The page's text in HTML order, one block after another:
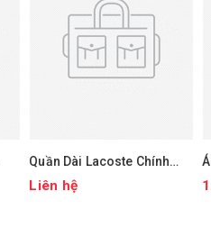
Quần Dài Lacoste Chính
hãng - Tapered Leg
Sweatpants - Màu Xanh |
Liên hệ